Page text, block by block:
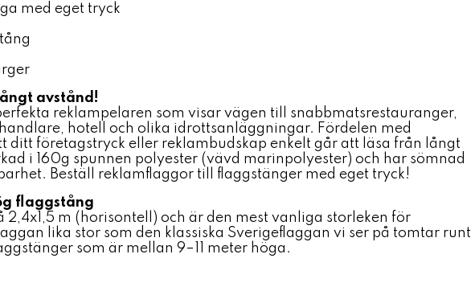
med eget tryck
avstånd!
reklampelaren som visar vägen till snabbmatsrestauranger,
hotell och olika idrottsanläggningar. Fördelen med
ditt företagstryck eller reklambudskap enkelt går att läsa från långt
i 160g spunnen polyester (vävd marinpolyester) och har sömnad
Beställ reklamflaggor till flaggstänger med eget tryck!
flaggstång
2,4x1,5 m (horisontell) och är den mest vanliga storleken för
lika stor som den klassiska Sverigeflaggan vi ser på tomtar runt
som är mellan 9–11 meter höga.